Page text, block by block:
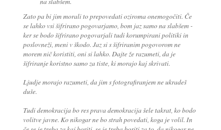
Zato pa bi jim morali to prepovedati oziroma onemogočiti. Če
se lahko vsi šifrirano pogovarjamo, bom jaz samo na slabšem -
ker se bodo šifrirano pogovarjali tudi korumpirani politiki in
poslovneži, meni v škodo. Jaz si s šifriranim pogovorom ne
morem nič koristiti, oni si lahko. Dajte že razumeti, da je
šifriranje koristno samo za tiste, ki morajo kaj skrivati.
Ljudje morajo razumeti, da jim s fotografiranjem ne ukradeš
duše.
Tudi demokracija bo res prava demokracija šele takrat, ko bodo
volitve javne. Ko nikogar ne bo strah povedati, koga je volil. In